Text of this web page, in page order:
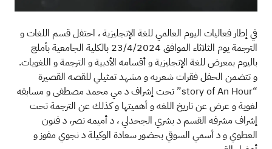
في إطار فعاليات اليوم العالمي للغة الإنجليزية ، احتفل قسم اللغات و
الترجمة يوم الثلاثاء الموافق 23/4/2024 بالكلية الجامعية بأملج
باليوم بمعرض للغة الإنجليزية و أقسامه الأدبية و الترجمة و اللغويات.
و تتضمن الحفل فقرات شعريه و مشهد تمثيلي للقصه القصيرة
“story of An Hour” تحت إشراف د مي محمد مصطفى و مسابقه
لغوية و عرض عن تاريخ اللغه و أهميتها و كذلك عن الترجمة تحت
إشراف مشرفه القسم د بشري الجحدلي ، د أميمه نصر، د فنون
العطوي و د أسمي السوقي بحضور سعادة الوكيلة د نجوي مفوز و